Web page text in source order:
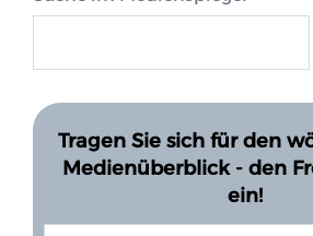
Tragen Sie sich für den
Medienüberblick - den
ein!